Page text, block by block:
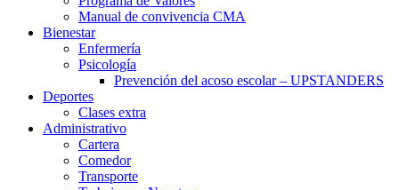
Manual de convivencia CMA
Bienestar
Enfermería
Psicología
Prevención del acoso escolar – UPSTANDERS
Deportes
Clases extra
Administrativo
Cartera
Comedor
Transporte